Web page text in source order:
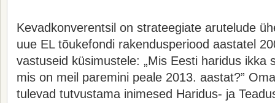
Kevadkonverentsil on strateegiate arutelude
uue EL tõukefondi rakendusperiood aastatel
vastuseid küsimustele: „Mis Eesti haridus ikka
mis on meil paremini peale 2013. aastat?”
tulevad tutvustama inimesed Haridus- ja